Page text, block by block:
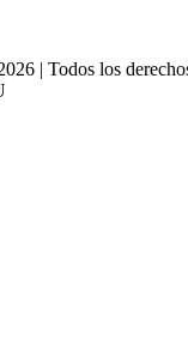
| Todos los